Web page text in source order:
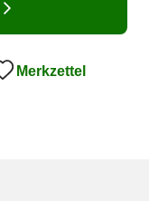
Merkzettel